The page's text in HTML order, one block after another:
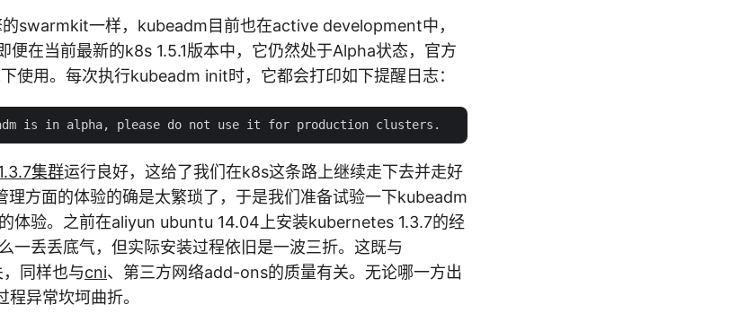
swarmkit一样，kubeadm目前也在active development中，
便在当前最新的k8s 1.5.1版本中，它仍然处于Alpha状态，官方
使用。每次执行kubeadm init时，它都会打印如下提醒日志：
集群运行良好，这给了我们在k8s这条路上继续走下去并走好
理方面的体验的确是太繁琐了，于是我们准备试验一下kubeadm
体验。之前在aliyun ubuntu 14.04上安装kubernetes 1.3.7的经
一丢丢底气，但实际安装过程依旧是一波三折。这既与
同样也与cni、第三方网络add-ons的质量有关。无论哪一方出
异常坎坷曲折。